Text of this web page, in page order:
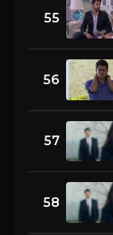
55
56
57
58